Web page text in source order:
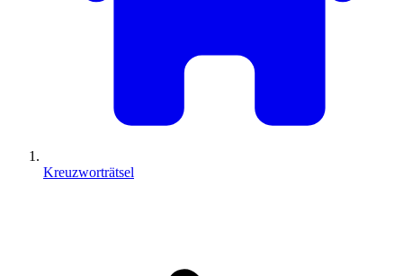
Kreuzworträtsel